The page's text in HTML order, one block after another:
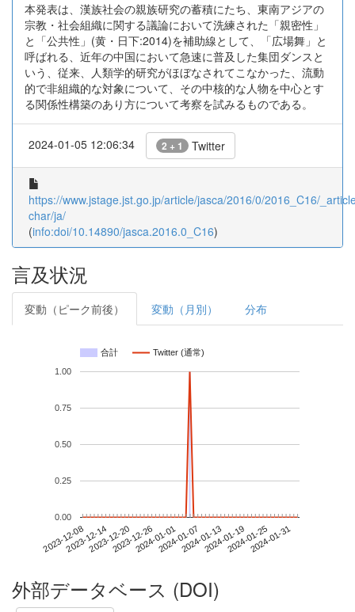
本発表は、漢族社会の親族研究の蓄積にたち、東南アジアの
宗教・社会組織に関する議論において洗練された「親密性」
と「公共性」(黄・日下:2014)を補助線として、「広場舞」と
呼ばれる、近年の中国において急速に普及した集団ダンスと
いう、従来、人類学的研究がほぼなされてこなかった、流動
的で非組織的な対象について、その中核的な人物を中心とす
る関係性構築のあり方について考察を試みるものである。
2024-01-05 12:06:34 2 + 1 Twitter
https://www.jstage.jst.go.jp/article/jasca/2016/0/2016_C16/
char/ja/
(info:doi/10.14890/jasca.2016.0_C16)
言及状況
変動（ピーク前後） 変動（月別） 分布
合計 Twitter (通常)
2023-12-082023-12-142023-12-202023-12-262024-01-012024-01-072024-01-132024-01-192024-01-252024-01-31
0.00
0.25
0.50
0.75
1.00
外部データベース (DOI)